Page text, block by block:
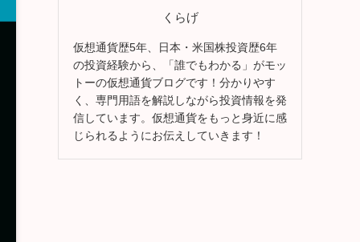
くらげ
仮想通貨歴5年、日本・米国株投資歴6年
の投資経験から、「誰でもわかる」がモッ
トーの仮想通貨ブログです！分かりやす
く、専門用語を解説しながら投資情報を発
信しています。仮想通貨をもっと身近に感
じられるようにお伝えしていきます！